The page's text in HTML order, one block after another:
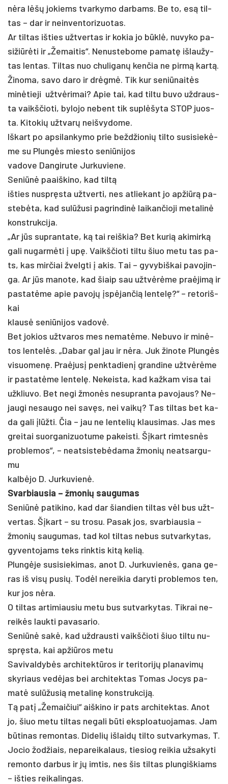
nėra lėšų jo­kiems tvar­ky­mo dar­bams. Be to, esą til­
tas – dar ir nein­ven­to­ri­zuo­tas.
Ar til­tas iš­ties užt­ver­tas ir ko­kia jo būklė, nu­vy­ko pa­
si­žiūrė­ti ir „Že­mai­tis“. Ne­nus­te­bo­me pa­matę iš­lau­žy­
tas len­tas. Til­tas nuo chu­li­ganų ken­čia ne pirmą kartą.
Ži­no­ma, sa­vo da­ro ir drėgmė. Tik kur se­niū­naitės
minė­tie­ji užtvė­ri­mai? Apie tai, kad til­tu bu­vo užd­raus­
ta vaikš­čio­ti, by­lo­jo ne­bent tik su­plėšy­ta STOP juos­
ta. Ki­to­kių užt­varų neiš­vy­do­me.
Iš­kart po ap­si­lan­ky­mo prie be­ždžio­nių til­to su­si­siekė­
me su Plungės mies­to se­niū­ni­jos
va­do­ve Dan­gi­ru­te Jur­ku­vie­ne.
Se­niūnė paaiš­ki­no, kad tiltą
iš­ties nu­spręsta užt­ver­ti, nes at­lie­kant jo ap­žiūrą pa­
stebė­ta, kad sulū­žu­si pa­grin­dinė lai­kan­čio­ji me­ta­linė
konst­ruk­ci­ja.
„Ar jūs su­pran­ta­te, ką tai reiš­kia? Bet ku­rią aki­mirką
ga­li nu­garmė­ti į upę. Vaikš­čio­ti til­tu šiuo me­tu tas pa­
ts, kas mir­čiai žvelg­ti į akis. Tai – gy­vy­biš­kai pa­vo­jin­
ga. Ar jūs ma­no­te, kad šiaip sau užtvėrė­me pra­ėjimą ir
pa­statė­me apie pa­vojų įspėjan­čią len­telę?“ – re­to­riš­
kai
klausė se­niū­ni­jos va­dovė.
Bet jo­kios užt­va­ros mes ne­matė­me. Ne­bu­vo ir minė­
tos len­telės. „Da­bar gal jau ir nėra. Juk ži­no­te Plungės
vi­suo­menę. Praė­jusį penk­ta­dienį gran­di­ne užtvėrė­me
ir pa­statė­me len­telę. Ne­keis­ta, kad kaž­kam vi­sa tai
užk­liu­vo. Bet ne­gi žmonės ne­sup­ran­ta pa­vo­jaus? Ne­
jau­gi ne­sau­go nei savęs, nei vaikų? Tas til­tas bet ka­
da ga­li įlūžti. Čia – jau ne len­te­lių klau­si­mas. Jas mes
grei­tai suor­ga­ni­zuo­tu­me pa­keis­ti. Šįkart rim­tesnės
pro­ble­mos“, – neat­sis­tebė­da­ma žmo­nių neat­sar­gu­
mu
kalbė­jo D. Jur­ku­vienė.
Svar­biau­sia – žmo­nių sau­gu­mas
Se­niūnė pa­ti­ki­no, kad dar šian­dien til­tas vėl bus užt­
ver­tas. Šįkart – su tro­su. Pa­sak jos, svar­biau­sia –
žmo­nių sau­gu­mas, tad kol til­tas ne­bus su­tvar­ky­tas,
gy­ven­to­jams teks rink­tis kitą ke­lią.
Plungė­je su­si­sie­ki­mas, anot D. Jur­ku­vienės, ga­na ge­
ras iš visų pu­sių. Todėl ne­rei­kia da­ry­ti pro­ble­mos ten,
kur jos nėra.
O til­tas ar­ti­miau­siu me­tu bus su­tvar­ky­tas. Tik­rai ne­
reikės lauk­ti pa­va­sa­rio.
Se­niūnė sakė, kad užd­raus­ti vaikš­čio­ti šiuo til­tu nu­
spręsta, kai ap­žiū­ros me­tu
Sa­vi­val­dybės ar­chi­tektū­ros ir te­ri­to­rijų pla­na­vimų
sky­riaus vedė­jas bei ar­chi­tek­tas To­mas Jo­cys pa­
matė sulū­žu­sią me­ta­linę konst­ruk­ciją.
Tą pa­tį „Že­mai­čiui“ aiš­ki­no ir pa­ts ar­chi­tek­tas. Anot
jo, šiuo me­tu til­tas ne­ga­li būti eksp­loa­tuo­ja­mas. Jam
būti­nas re­mon­tas. Di­de­lių iš­laidų til­to su­tvar­ky­mas, T.
Jo­cio žod­žiais, ne­pa­rei­ka­laus, tie­siog rei­kia už­sa­ky­ti
re­mon­to dar­bus ir jų im­tis, nes šis til­tas plun­giš­kiams
– iš­ties rei­ka­lin­gas.